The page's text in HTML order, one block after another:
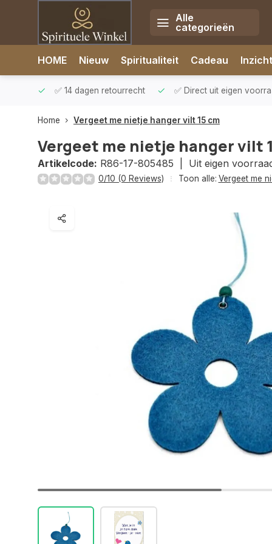
Alle
categorieën
HOME Nieuw Spiritualiteit Cadeau
✅ 14 dagen retourrecht ✅ Direct uit eigen
Home Vergeet me nietje hanger vilt 15 cm
Vergeet me nietje hanger vilt
Artikelcode: R86-17-805485 | Uit eigen
0/10 (0 Reviews) Toon alle: Vergeet me